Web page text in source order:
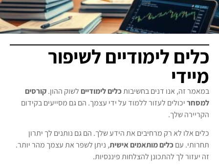
כלים לימודיים לשיפור
מיידי
במאמר זה, אנו דנים בחשיבותכלים לימודייםלשוק ההון.קורסים
למסחריכולים לעזור ללמוד על ידי עצמך. הם גם מסייעים בקידום
הקריירה שלך.
כלים אלו לא רק מרחיבים את הידע שלך. הם גם נותנים לך יתרון
תחרותי. עם כלים מותאמים אישית, ניתן לשפר את עצמך מהר יותר.
זה יעזור לך להתכונן להצלחות פיננסיות.